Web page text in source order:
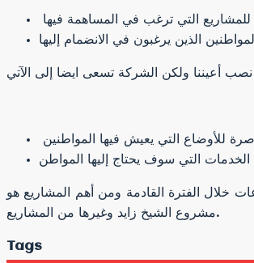
خلال الفترة القادمة ومن أهم المشاريع هو
مشروع الشيخ زايد وغيرها من المشاريع.
Tags